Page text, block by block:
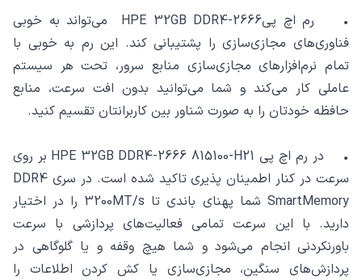
• رم اچ پیHPE 32GB DDR4-2666 می‌تواند به خوبی
فناوری‌های مجازی‌سازی را پشتیبانی کند. این رم‌ به خوبی با
تمام نرم‌افزارهای مجازی‌سازی منابع سرور، تحت هر سیستم
عاملی کار می‌کند و شما می‌توانید بدون افت سرعت، منابع
حافظه خودتان را به صورت شناور بین کاربرانتان تقسیم کنید.
• در رم اچ پی HPE 32GB DDR4-2666 815100-H21 بر روی
سرعت در کنار اطمینان پذیری تاکید شده است. در سری DDR4
SmartMemory شما پهنای باندی تا 3200MT/s را در اختیار
دارید. با این سرعت تمامی فعالیت‌های پردازشی با سرعت
باورنکردنی انجام می‌شود و شما هیچ وقفه و یا گلوگاهی در
پردازش‌های سنگین، مجازی‌سازی یا کش کردن اطلاعات را